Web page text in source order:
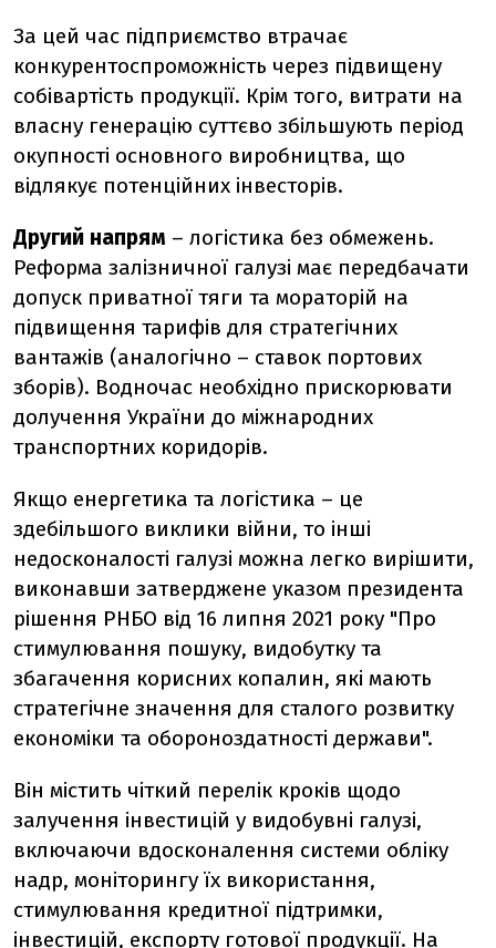
За цей час підприємство втрачає
конкурентоспроможність через підвищену
собівартість продукції. Крім того, витрати на
власну генерацію суттєво збільшують період
окупності основного виробництва, що
відлякує потенційних інвесторів.
Другий напрям – логістика без обмежень.
Реформа залізничної галузі має передбачати
допуск приватної тяги та мораторій на
підвищення тарифів для стратегічних
вантажів (аналогічно – ставок портових
зборів). Водночас необхідно прискорювати
долучення України до міжнародних
транспортних коридорів.
Якщо енергетика та логістика – це
здебільшого виклики війни, то інші
недосконалості галузі можна легко вирішити,
виконавши затверджене указом президента
рішення РНБО від 16 липня 2021 року "Про
стимулювання пошуку, видобутку та
збагачення корисних копалин, які мають
стратегічне значення для сталого розвитку
економіки та обороноздатності держави".
Він містить чіткий перелік кроків щодо
залучення інвестицій у видобувні галузі,
включаючи вдосконалення системи обліку
надр, моніторингу їх використання,
стимулювання кредитної підтримки,
інвестицій, експорту готової продукції. На